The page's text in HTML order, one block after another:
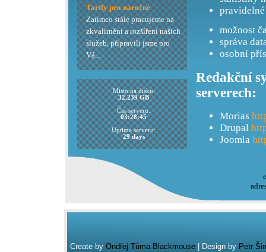
možnost
správa
osobní
Redakční
serverech:
Morias
Drupal
Joomla
Tarify pro náročné
Zatímco stále pracujeme na
zkvalitnění a rozšíření našich
služeb, připravili jsme pro
Vá...
Misto na disku:
32.239 GB
Čas serveru:
03:28:45
Uptime serveru:
29 days
Create by Ondřej Tůma Blackmouse| Design by Petr